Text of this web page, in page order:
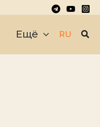
Ещё RU